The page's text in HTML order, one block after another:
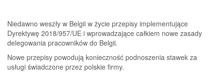
Niedawno weszły w Belgii w życie przepisy implementujące
Dyrektywę 2018/957/UE i wprowadzające całkiem nowe zasady
delegowania pracowników do Belgii.
Nowe przepisy powodują konieczność podnosze­nia stawek za
usługi świadczone przez polskie fir­my.